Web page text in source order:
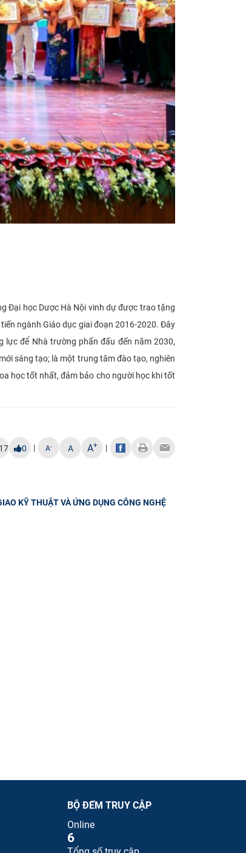
Đại học Dược Hà Nội vinh dự được trao tặng
ngành Giáo dục giai đoạn 2016-2020. Đây
lực để Nhà trường phấn đấu đến năm 2030,
sáng tạo; là một trung tâm đào tạo, nghiên
học tốt nhất, đảm bảo cho người học khi tốt
0 | A- A A+ |
KỸ THUẬT VÀ ỨNG DỤNG CÔNG NGHỆ
BỘ ĐẾM TRUY CẬP
Online
6